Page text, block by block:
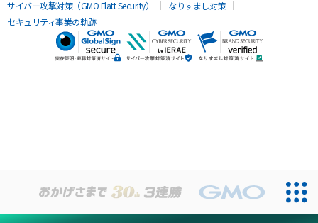
サイバー攻撃対策（GMO Flatt Security）
なりすまし対策
セキュリティ事業の軌跡